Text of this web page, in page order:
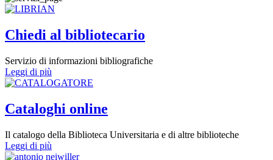
Chiedi al bibliotecario
Servizio di informazioni bibliografiche
Leggi di più
Cataloghi online
Il catalogo della Biblioteca Universitaria e di altre biblioteche
Leggi di più